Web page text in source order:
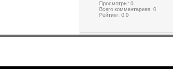
Просмотры:0
Всего комментариев:0
Рейтинг:0.0